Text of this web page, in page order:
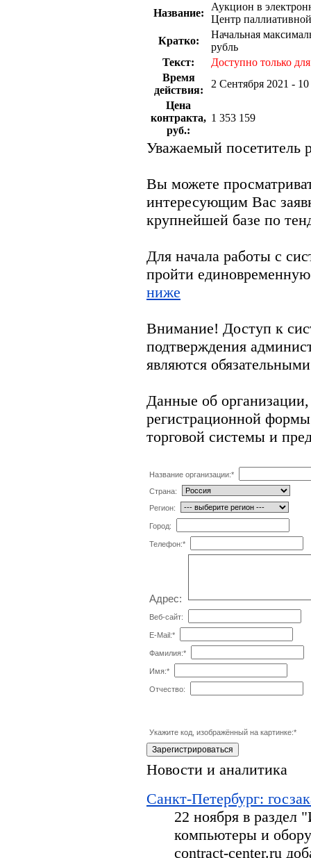
Название:
Аукцион в
Центр
Кратко:
Начальная
рубль
Текст:
Доступно только
Время
действия:
2 Сентября 2021 -
Цена
контракта,
руб.:
1 353 159
Уважаемый посетитель
Вы можете
интересующим Вас
крупнейшей базе по
Для начала работы с
пройти
ниже
Внимание! Доступ к
подтверждения
являются
Данные об
регистрационной
торговой системы и
Название организации:*
Страна:
Регион:
Город:
Телефон:*
Адрес:
Веб-сайт:
E-Mail:*
Фамилия:*
Имя:*
Отчество:
Укажите код, изображённый на картинке:*
Новости и аналитика
Санкт-Петербург:
22 ноября в раздел
компьютеры и
contract-center.ru